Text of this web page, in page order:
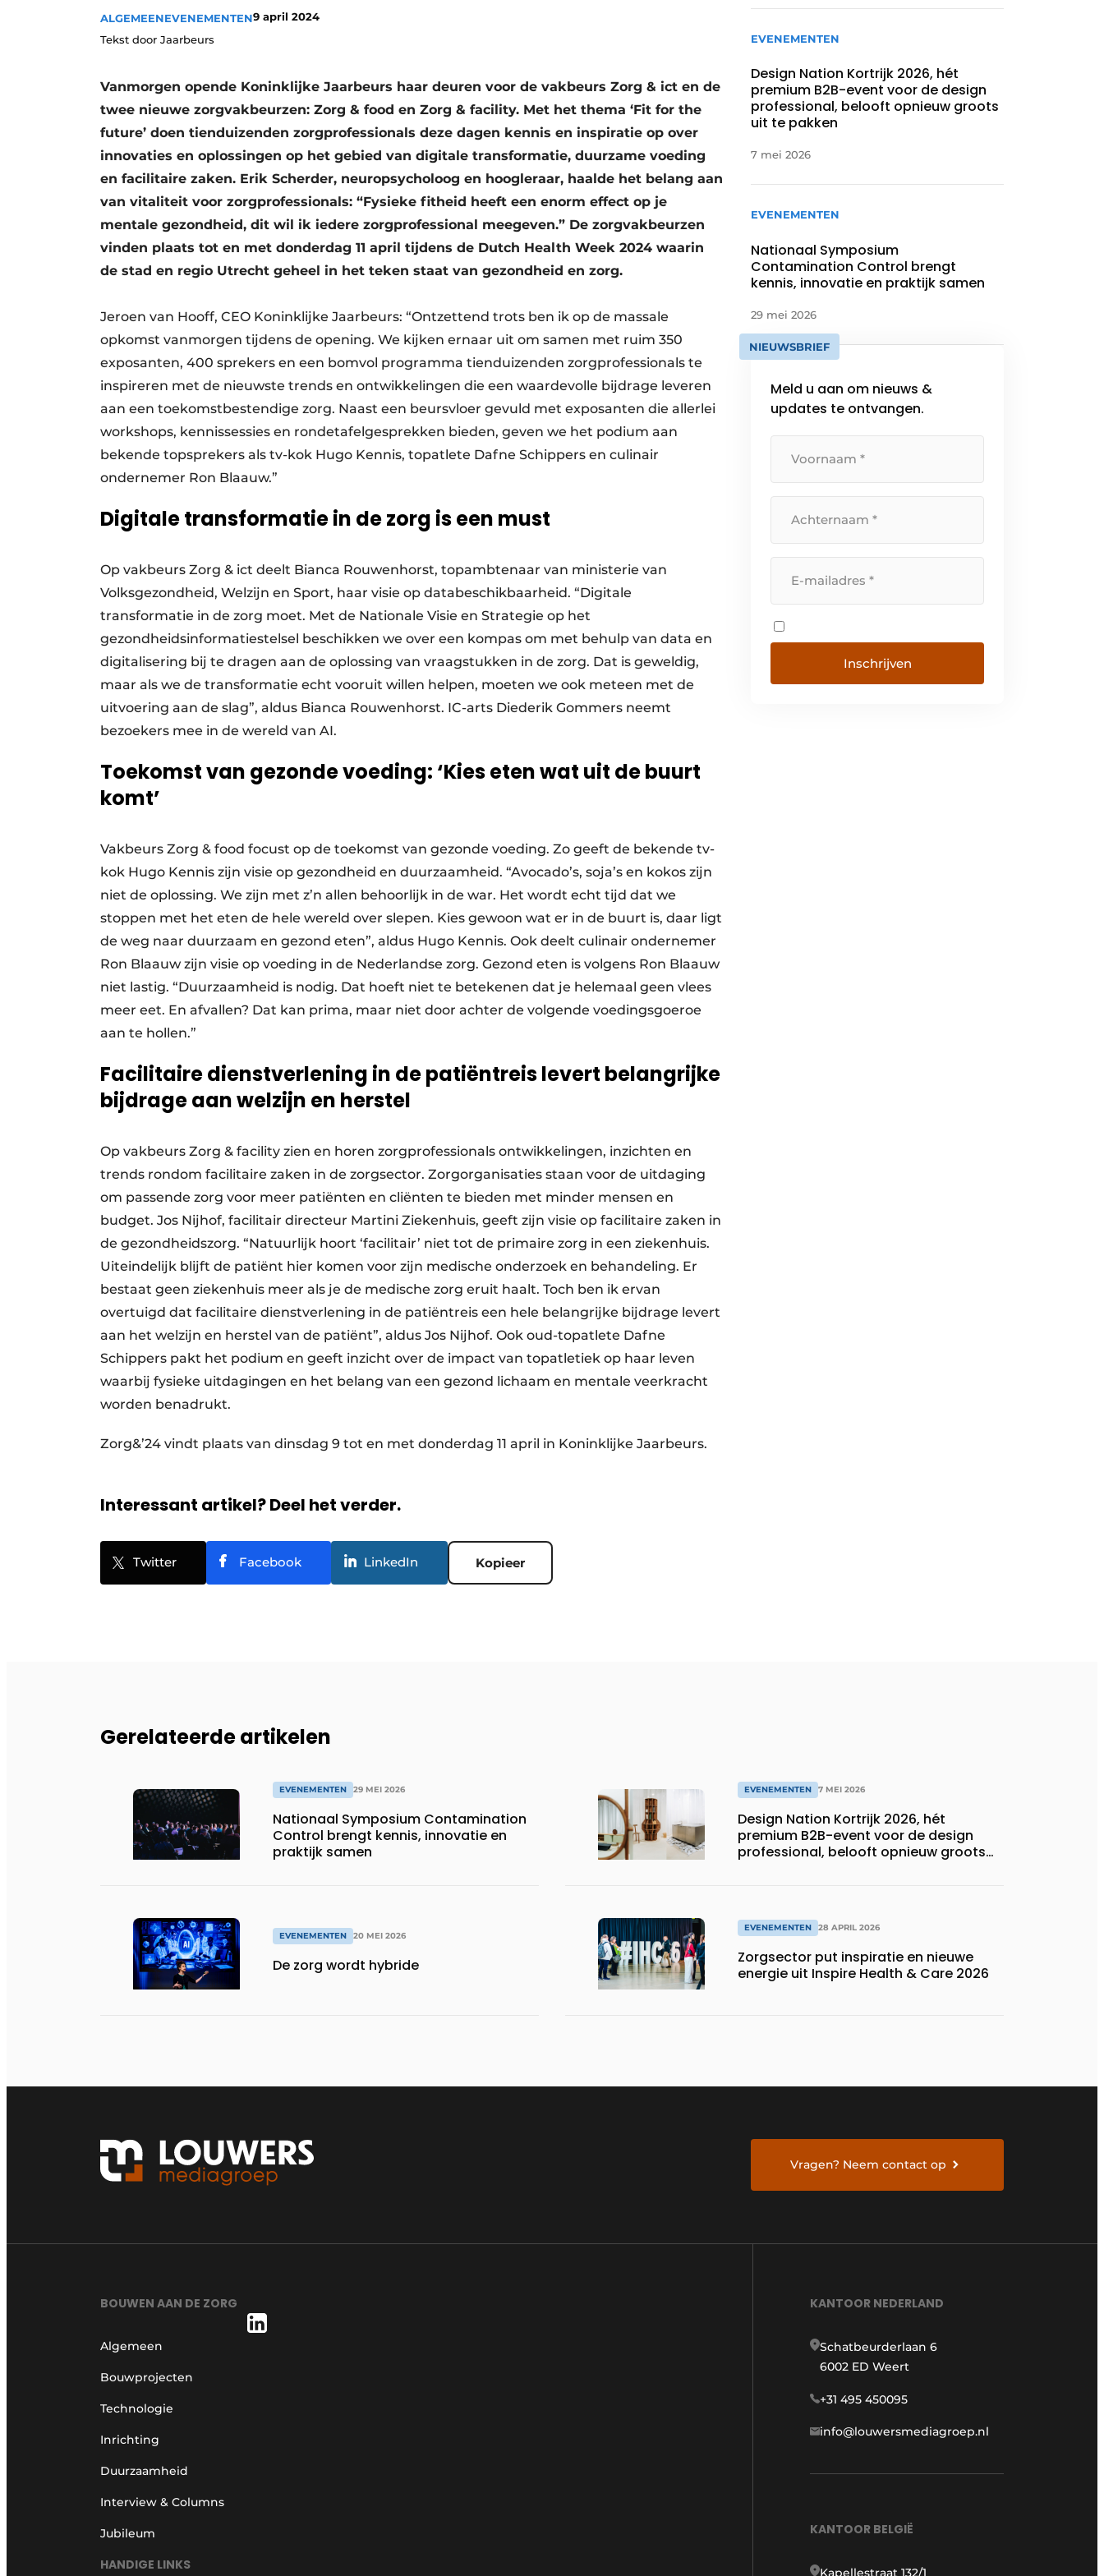
Privacy / Cookie statement
Vacature aanmelden
Video’s
ALGEMEENEVENEMENTEN9 april 2024
Tekst door Jaarbeurs
Vanmorgen opende Koninklijke Jaarbeurs haar deuren voor de vakbeurs Zorg & ict en de
twee nieuwe zorgvakbeurzen: Zorg & food en Zorg & facility. Met het thema ‘Fit for the
future’ doen tienduizenden zorgprofessionals deze dagen kennis en inspiratie op over
innovaties en oplossingen op het gebied van digitale transformatie, duurzame voeding
en facilitaire zaken. Erik Scherder, neuropsycholoog en hoogleraar, haalde het belang aan
van vitaliteit voor zorgprofessionals: “Fysieke fitheid heeft een enorm effect op je
mentale gezondheid, dit wil ik iedere zorgprofessional meegeven.” De zorgvakbeurzen
vinden plaats tot en met donderdag 11 april tijdens de Dutch Health Week 2024 waarin
de stad en regio Utrecht geheel in het teken staat van gezondheid en zorg.
Jeroen van Hooff, CEO Koninklijke Jaarbeurs: “Ontzettend trots ben ik op de massale
opkomst vanmorgen tijdens de opening. We kijken ernaar uit om samen met ruim 350
exposanten, 400 sprekers en een bomvol programma tienduizenden zorgprofessionals te
inspireren met de nieuwste trends en ontwikkelingen die een waardevolle bijdrage leveren
aan een toekomstbestendige zorg. Naast een beursvloer gevuld met exposanten die allerlei
workshops, kennissessies en rondetafelgesprekken bieden, geven we het podium aan
bekende topsprekers als tv-kok Hugo Kennis, topatlete Dafne Schippers en culinair
ondernemer Ron Blaauw.”
Digitale transformatie in de zorg is een must
Op vakbeurs Zorg & ict deelt Bianca Rouwenhorst, topambtenaar van ministerie van
Volksgezondheid, Welzijn en Sport, haar visie op databeschikbaarheid. “Digitale
transformatie in de zorg moet. Met de Nationale Visie en Strategie op het
gezondheidsinformatiestelsel beschikken we over een kompas om met behulp van data en
digitalisering bij te dragen aan de oplossing van vraagstukken in de zorg. Dat is geweldig,
maar als we de transformatie echt vooruit willen helpen, moeten we ook meteen met de
uitvoering aan de slag”, aldus Bianca Rouwenhorst. IC-arts Diederik Gommers neemt
bezoekers mee in de wereld van AI.
Toekomst van gezonde voeding: ‘Kies eten wat uit de buurt
komt’
Vakbeurs Zorg & food focust op de toekomst van gezonde voeding. Zo geeft de bekende tv-
kok Hugo Kennis zijn visie op gezondheid en duurzaamheid. “Avocado’s, soja’s en kokos zijn
niet de oplossing. We zijn met z’n allen behoorlijk in de war. Het wordt echt tijd dat we
stoppen met het eten de hele wereld over slepen. Kies gewoon wat er in de buurt is, daar ligt
de weg naar duurzaam en gezond eten”, aldus Hugo Kennis. Ook deelt culinair ondernemer
Ron Blaauw zijn visie op voeding in de Nederlandse zorg. Gezond eten is volgens Ron Blaauw
niet lastig. “Duurzaamheid is nodig. Dat hoeft niet te betekenen dat je helemaal geen vlees
meer eet. En afvallen? Dat kan prima, maar niet door achter de volgende voedingsgoeroe
aan te hollen.”
Facilitaire dienstverlening in de patiëntreis levert belangrijke
bijdrage aan welzijn en herstel
Op vakbeurs Zorg & facility zien en horen zorgprofessionals ontwikkelingen, inzichten en
trends rondom facilitaire zaken in de zorgsector. Zorgorganisaties staan voor de uitdaging
om passende zorg voor meer patiënten en cliënten te bieden met minder mensen en
budget. Jos Nijhof, facilitair directeur Martini Ziekenhuis, geeft zijn visie op facilitaire zaken in
de gezondheidszorg. “Natuurlijk hoort ‘facilitair’ niet tot de primaire zorg in een ziekenhuis.
Uiteindelijk blijft de patiënt hier komen voor zijn medische onderzoek en behandeling. Er
bestaat geen ziekenhuis meer als je de medische zorg eruit haalt. Toch ben ik ervan
overtuigd dat facilitaire dienstverlening in de patiëntreis een hele belangrijke bijdrage levert
aan het welzijn en herstel van de patiënt”, aldus Jos Nijhof. Ook oud-topatlete Dafne
Schippers pakt het podium en geeft inzicht over de impact van topatletiek op haar leven
waarbij fysieke uitdagingen en het belang van een gezond lichaam en mentale veerkracht
worden benadrukt.
Zorg&’24 vindt plaats van dinsdag 9 tot en met donderdag 11 april in Koninklijke Jaarbeurs.
Interessant artikel? Deel het verder.
Twitter Facebook LinkedIn Kopieer
EVENEMENTEN
Design Nation Kortrijk 2026, hét
premium B2B-event voor de design
professional, belooft opnieuw groots
uit te pakken
7 mei 2026
EVENEMENTEN
Nationaal Symposium
Contamination Control brengt
kennis, innovatie en praktijk samen
29 mei 2026
NIEUWSBRIEF
Meld u aan om nieuws &
updates te ontvangen.
Gerelateerde artikelen
EVENEMENTEN 29 MEI 2026
Nationaal Symposium Contamination
Control brengt kennis, innovatie en
praktijk samen
EVENEMENTEN 20 MEI 2026
De zorg wordt hybride
EVENEMENTEN 7 MEI 2026
Design Nation Kortrijk 2026, hét
premium B2B-event voor de design
professional, belooft opnieuw groots
EVENEMENTEN 28 APRIL 2026
Zorgsector put inspiratie en nieuwe
energie uit Inspire Health & Care 2026
Vragen? Neem contact op
BOUWEN AAN DE ZORG
Algemeen
Bouwprojecten
Technologie
Inrichting
Duurzaamheid
Interview & Columns
Jubileum
HANDIGE LINKS
KANTOOR NEDERLAND
Schatbeurderlaan 6
6002 ED Weert
+31 495 450095
info@louwersmediagroep.nl
KANTOOR BELGIË
Kapellestraat 132/1